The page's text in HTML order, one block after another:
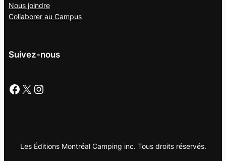
Nous joindre
Collaborer au Campus
Suivez-nous
Facebook X Instagram
Les Éditions Montréal Camping inc. Tous droits réservés.